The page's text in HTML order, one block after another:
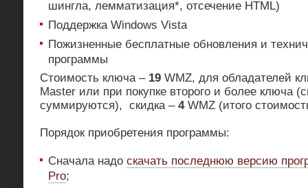
шингла, лемматизация*, отсечение HTML)
Поддержка Windows Vista
Пожизненные бесплатные обновления и
программы
Стоимость ключа – 19 WMZ, для обладателей
Master или при покупке второго и более ключа
суммируются), скидка – 4WMZ (итого
Порядок приобретения программы:
Сначала надо скачать последнюю версию
Pro;